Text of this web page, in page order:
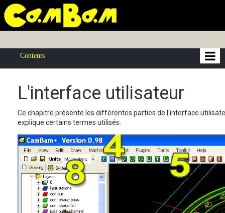
Contents
L'interface utilisateur
Ce chapitre présente les différentes parties de l'interface
explique certains termes utilisés.